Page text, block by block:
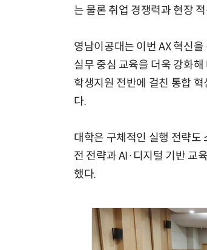
는 물론 취업 경쟁력과 현장
영남이공대는 이번 AX 혁신
실무 중심 교육을 더욱 강화
학생지원 전반에 걸친 통합
다.
대학은 구체적인 실행 전략도
전 전략과 AI·디지털 기반 교
했다.